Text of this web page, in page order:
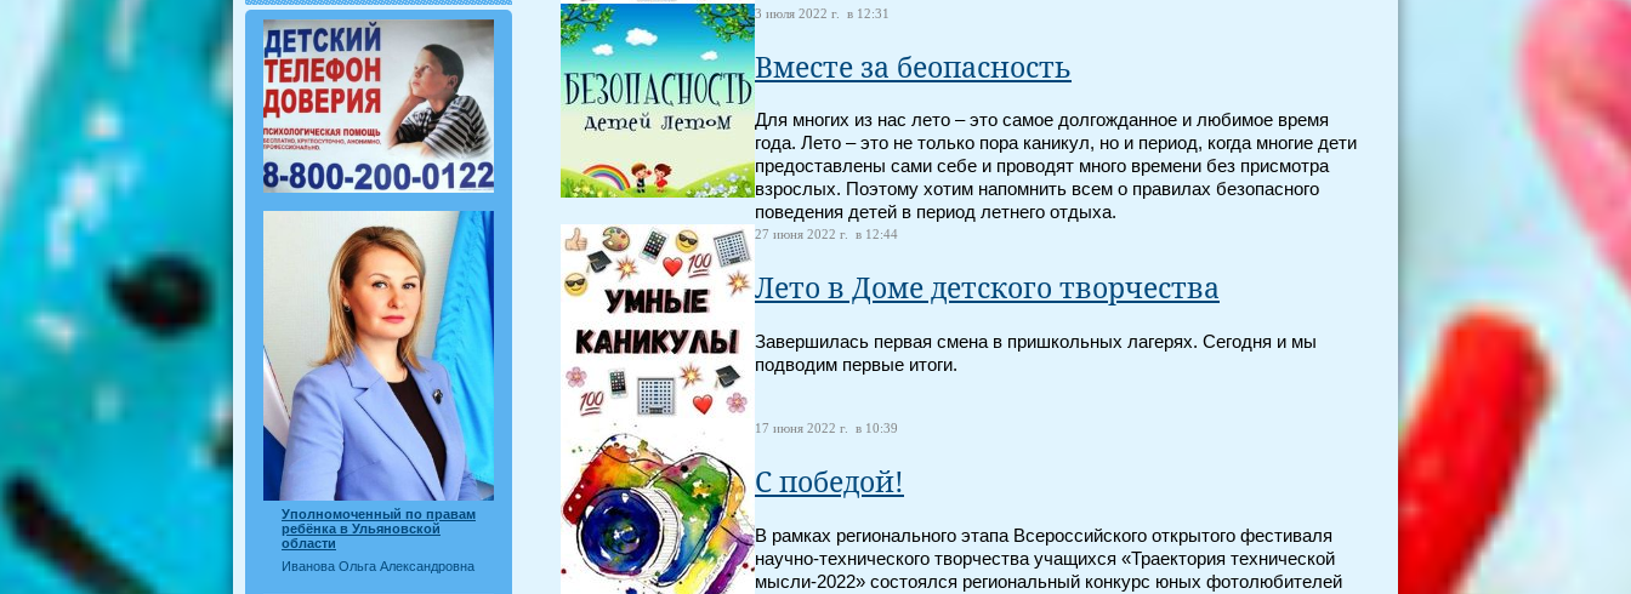
Уполномоченный по правам
ребёнка в Ульяновской
области
Иванова Ольга Александровна
3 июля 2022 г. в 12:31
Вместе за беопасность
Для многих из нас лето – это самое долгожданное и любимое время
года. Лето – это не только пора каникул, но и период, когда многие дети
предоставлены сами себе и проводят много времени без присмотра
взрослых. Поэтому хотим напомнить всем о правилах безопасного
поведения детей в период летнего отдыха.
27 июня 2022 г. в 12:44
Лето в Доме детского творчества
Завершилась первая смена в пришкольных лагерях. Сегодня и мы
подводим первые итоги.
17 июня 2022 г. в 10:39
С победой!
В рамках регионального этапа Всероссийского открытого фестиваля
научно-технического творчества учащихся «Траектория технической
мысли-2022» состоялся региональный конкурс юных фотолюбителей